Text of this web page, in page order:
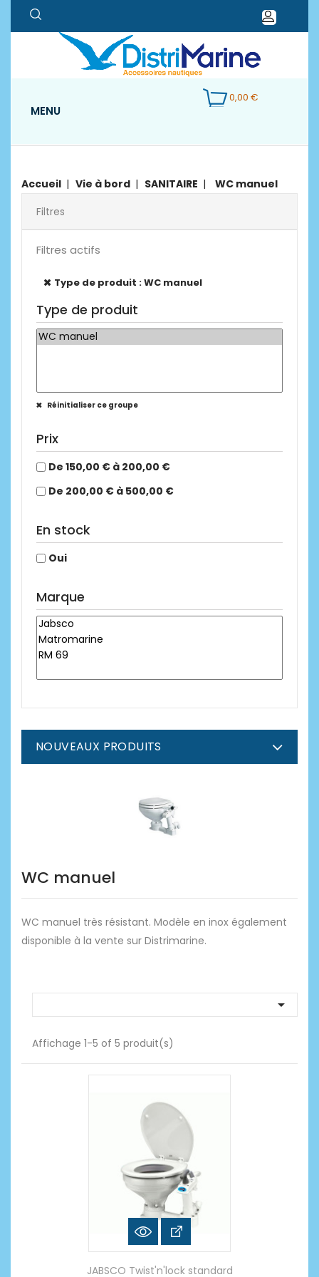
0,00 €
MENU
Accueil Vie à bord SANITAIRE
WC manuel
Filtres
Filtres actifs
Type de produit : WC manuel
Type de produit
Réinitialiser ce groupe
Prix
De 150,00 € à 200,00 €
De 200,00 € à 500,00 €
En stock
Oui
Marque
NOUVEAUX PRODUITS
WC manuel
WC manuel très résistant. Modèle en inox également
disponible à la vente sur Distrimarine.

Affichage 1-5 of 5 produit(s)
JABSCO Twist'n'lock standard